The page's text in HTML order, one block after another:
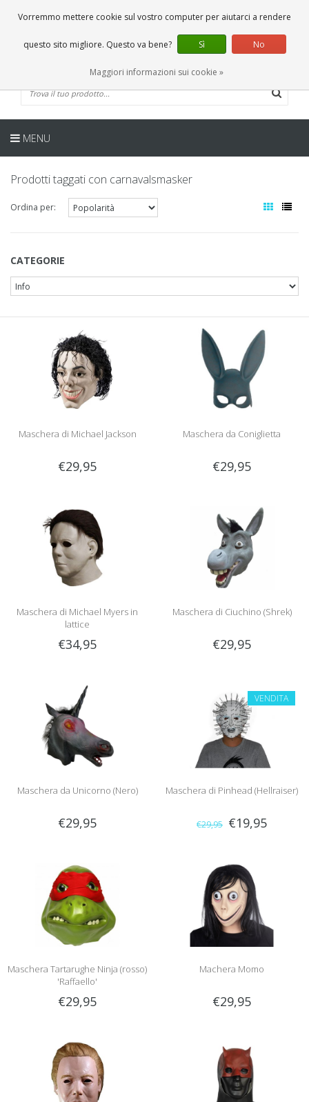
0 Articoli
IT
MENU
Prodotti taggati con carnavalsmasker
Ordina per:
CATEGORIE
Maschera di Michael Jackson
€29,95
Maschera da Coniglietta
€29,95
Maschera di Michael Myers in
lattice
€34,95
Maschera di Ciuchino (Shrek)
€29,95
Maschera da Unicorno (Nero)
€29,95
VENDITA
Maschera di Pinhead (Hellraiser)
€29,95 €19,95
Maschera Tartarughe Ninja (rosso)
'Raffaello'
€29,95
Machera Momo
€29,95
Vorremmo mettere cookie sul vostro computer per aiutarci a rendere
questo sito migliore. Questo va bene? Sì No
Maggiori informazioni sui cookie »